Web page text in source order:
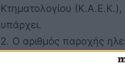
Κτηματολογίου (Κ.Α.Ε.Κ.),
υπάρχει.
2. Ο αριθμός παροχής
ακίνητο την 1η